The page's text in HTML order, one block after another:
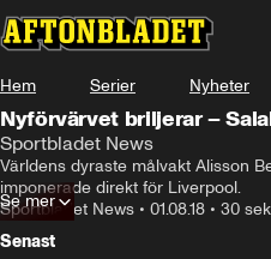
Hem Serier Nyheter
Nyförvärvet briljerar –
Sportbladet News
Världens dyraste målvakt Alisson
imponerade direkt för Liverpool.
Sportbladet News • 01.08.18 • 30 sek
Se mer
Senast